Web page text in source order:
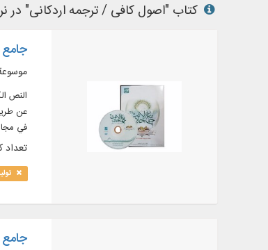
کتاب "اصول کافی / ترجمه اردکانی" در
جامع
عن
في
، البحث و الآيات في
تعداد
جامع